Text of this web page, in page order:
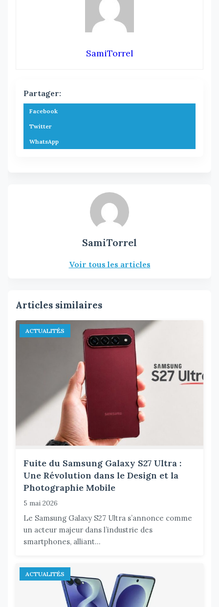
SamiTorrel
Partager:
Facebook
Twitter
WhatsApp
SamiTorrel
Voir tous les articles
Articles similaires
ACTUALITÉS
Fuite du Samsung Galaxy S27 Ultra :
Une Révolution dans le Design et la
Photographie Mobile
5 mai 2026
Le Samsung Galaxy S27 Ultra s’annonce comme
un acteur majeur dans l’industrie des
smartphones, alliant...
ACTUALITÉS